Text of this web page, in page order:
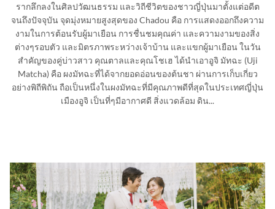
รากลึกลงในศิลปวัฒนธรรม และวิถีชีวิตของชาวญี่ปุ่นมาตั้งแต่อดีต
จนถึงปัจจุบัน จุดมุ่งหมายสูงสุดของ Chadou คือ การแสดงออกถึงความ
งามในการต้อนรับผู้มาเยือน การชื่นชมคุณค่า และความงามของสิ่ง
ต่างๆรอบตัว และมิตรภาพระหว่างเจ้าบ้าน และแขกผู้มาเยือน ในวัน
สำคัญของคู่บ่าวสาว คุณตาลและคุณโชเฮ ได้นำเอาอูจิ มัทฉะ (Uji
Matcha) คือ ผงมัทฉะที่ได้จากยอดอ่อนของต้นชา ผ่านการเก็บเกี่ยว
อย่างพิถีพิถัน ถือเป็นหนึ่งในผงมัทฉะที่มีคุณภาพดีที่สุดในประเทศญี่ปุ่น
เมืองอูจิ เป็นที่ๆมีอากาศดี สิ่งแวดล้อม ดิน...